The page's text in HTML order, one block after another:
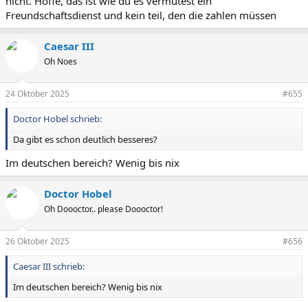
Freundschaftsdienst und kein teil, den die zahlen müssen
Caesar III
Oh Noes
24 Oktober 2025 #655
Doctor Hobel schrieb:
Da gibt es schon deutlich besseres?
Im deutschen bereich? Wenig bis nix
Doctor Hobel
Oh Doooctor.. please Doooctor!
26 Oktober 2025 #656
Caesar III schrieb:
Im deutschen bereich? Wenig bis nix